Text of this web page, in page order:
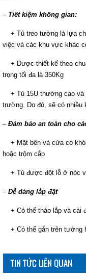
– Tiết kiệm không gian:
+ Tủ treo tường là lựa
việc và các khu vực khác
+ Được thiết kế theo
trọng tối đa là 350Kg
+ Tủ 15U thường cao và
trường. Do đó, sẽ có nhiều
– Đảm bảo an toàn cho
+ Mặt bên và cửa có
hoặc trộm cắp
+ Tủ được đột lỗ ở nóc
– Dễ dàng lắp đặt
+ Có thể tháo lắp và cài
+ Có thể gắn trên tường
TIN TỨC LIÊN QUAN